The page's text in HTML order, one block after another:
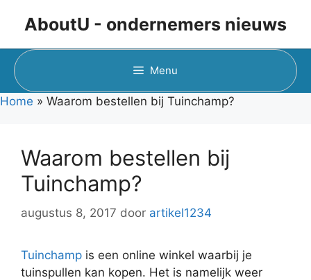
inhoud
AboutU - ondernemers nieuws
Menu
Home » Waarom bestellen bij Tuinchamp?
Waarom bestellen bij
Tuinchamp?
augustus 8, 2017 door artikel1234
Tuinchamp is een online winkel waarbij je
tuinspullen kan kopen. Het is namelijk weer